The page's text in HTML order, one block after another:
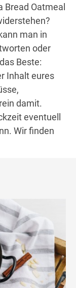
Bread Oatmeal
man in
oder
Beste:
Inhalt eures
damit.
eventuell
Wir finden